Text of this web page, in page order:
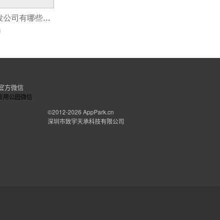
榆林外卖app开发公司有哪些_榆林外卖APP开发方案为用户解决订餐痛点
方微信
©2012-2026 AppPark.cn
深圳市致宇天承科技有限公司